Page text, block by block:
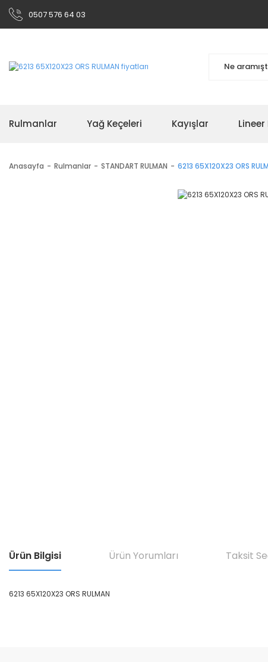
0507 576 64 03
Rulmanlar Yağ Keçeleri Kayışlar
Anasayfa Rulmanlar STANDART RULMAN 6213 65X120X23 ORS
Ürün Bilgisi Ürün Yorumları Taksit
6213 65X120X23 ORS RULMAN